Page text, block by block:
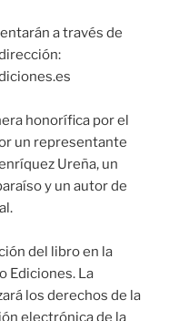
a través de
honorífica por el
un representante
Ureña, un
y un autor de
del libro en la
Ediciones. La
los derechos de la
electrónica de la